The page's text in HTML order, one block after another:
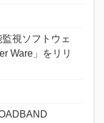
視ソフトウェ
Ware」をリリ